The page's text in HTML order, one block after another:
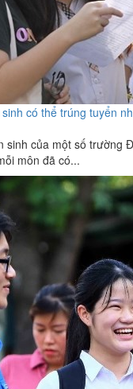
có thể trúng tuyển
sinh của một số trường
môn đã có...